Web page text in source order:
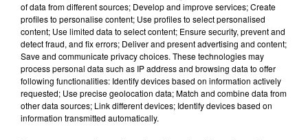
Shallipopi - Laho III (feat. Rauw Alejandro)
of data from different sources; Develop and improve services; Create
profiles to personalise content; Use profiles to select personalised
content; Use limited data to select content; Ensure security, prevent and
detect fraud, and fix errors; Deliver and present advertising and content;
Save and communicate privacy choices. These technologies may
process personal data such as IP address and browsing data to offer
following functionalities: Identify devices based on information actively
requested; Use precise geolocation data; Match and combine data from
other data sources; Link different devices; Identify devices based on
information transmitted automatically.